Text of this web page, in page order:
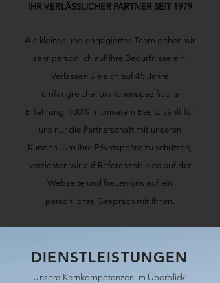
IHR VERLÄSSLICHER PARTNER SEIT 1979
Als kleines und engagiertes Team gehen wir
sehr persönlich auf Ihre Bedürfnisse ein.
Verlassen Sie sich auf 45 Jahre
umfangreiche, branchenspezifische
Erfahrung. 100% in privatem Besitz zählt für
uns nur die Partnerschaft mit unseren
Kunden. Um ihre Privatsphäre zu schützen,
verzichten wir auf Referenzobjekte auf der
Webseite und freuen uns auf ein
persönliches Gespräch mit Ihnen.
DIENSTLEISTUNGEN
Unsere Kernkompetenzen im Überblick: